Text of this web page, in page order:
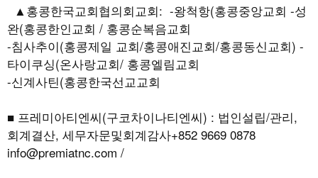
▲홍콩한국교회협의회교회: -왕척항(홍콩중앙교회 -성
완(홍콩한인교회 / 홍콩순복음교회
-침사추이(홍콩제일 교회/홍콩애진교회/홍콩동신교회) -
타이쿠싱(온사랑교회/ 홍콩엘림교회
-신계사틴(홍콩한국선교교회
■ 프레미아티엔씨(구코차이나티엔씨) : 법인설립/관리,
회계결산, 세무자문및회계감사+852 9669 0878
info@premiatnc.com /